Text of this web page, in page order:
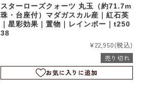
スターローズクォーツ 丸玉（約71.7m
珠・台座付）マダガスカル産｜紅石英
｜星彩効果｜置物｜レインボー｜t250
38
¥22,950(税込)
売り切れ
お気に入りに追加